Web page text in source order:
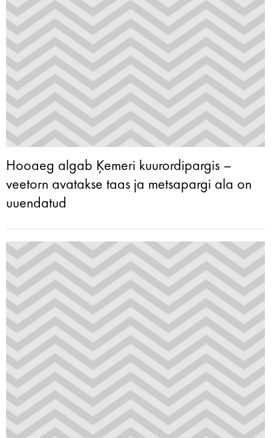
Hooaeg algab Ķemeri kuurordipargis –
veetorn avatakse taas ja metsapargi ala on
uuendatud